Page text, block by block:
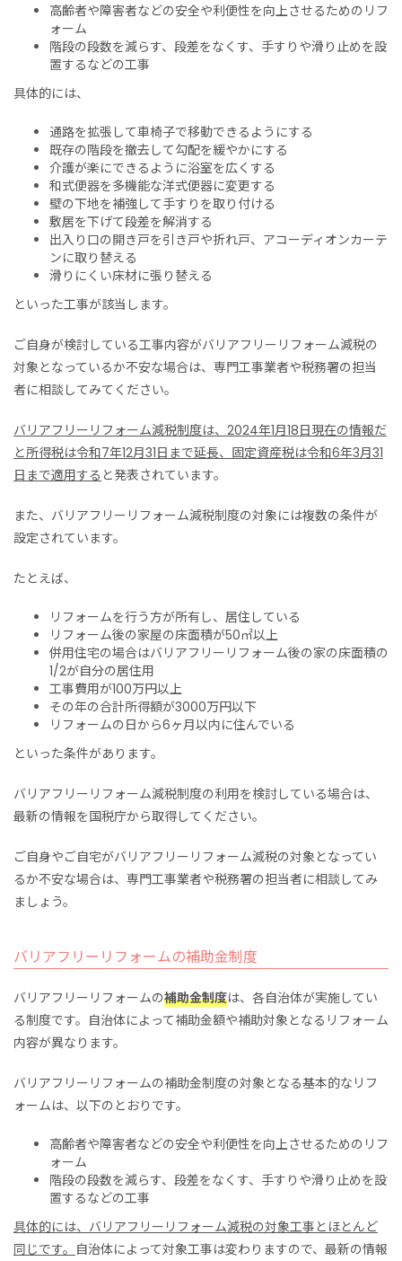
高齢者や障害者などの安全や利便性を向上させるためのリフ
ォーム
階段の段数を減らす、段差をなくす、手すりや滑り止めを設
置するなどの工事
具体的には、
通路を拡張して車椅子で移動できるようにする
既存の階段を撤去して勾配を緩やかにする
介護が楽にできるように浴室を広くする
和式便器を多機能な洋式便器に変更する
壁の下地を補強して手すりを取り付ける
敷居を下げて段差を解消する
出入り口の開き戸を引き戸や折れ戸、アコーディオンカーテ
ンに取り替える
滑りにくい床材に張り替える
といった工事が該当します。
ご自身が検討している工事内容がバリアフリーリフォーム減税の
対象となっているか不安な場合は、専門工事業者や税務署の担当
者に相談してみてください。
バリアフリーリフォーム減税制度は、 2024年1月18日現在の情報だ
と所得税は令和7年12月31日まで延長、固定資産税は令和6年3月31
日まで適用する と発表されています。
また、バリアフリーリフォーム減税制度の対象には複数の条件が
設定されています。
たとえば、
リフォームを行う方が所有し、居住している
リフォーム後の家屋の床面積が50㎡以上
併用住宅の場合はバリアフリーリフォーム後の家の床面積の
1/2が自分の居住用
工事費用が100万円以上
その年の合計所得額が3000万円以下
リフォームの日から6ヶ月以内に住んでいる
といった条件があります。
バリアフリーリフォーム減税制度の利用を検討している場合は、
最新の情報を国税庁から取得してください。
ご自身やご自宅がバリアフリーリフォーム減税の対象となってい
るか不安な場合は、専門工事業者や税務署の担当者に相談してみ
ましょう。
バリアフリーリフォームの補助金制度
バリアフリーリフォームの補助金制度は、各自治体が実施してい
る制度です。自治体によって補助金額や補助対象となるリフォーム
内容が異なります。
バリアフリーリフォームの補助金制度の対象となる基本的なリフ
ォームは、以下のとおりです。
高齢者や障害者などの安全や利便性を向上させるためのリフ
ォーム
階段の段数を減らす、段差をなくす、手すりや滑り止めを設
置するなどの工事
具体的には、バリアフリーリフォーム減税の対象工事とほとんど
同じです。 自治体によって対象工事は変わりますので、最新の情報